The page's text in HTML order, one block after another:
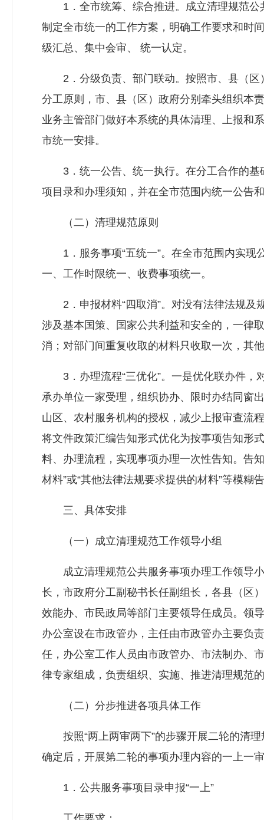
1．全市统筹、综合推进。成立清理规范公
制定全市统一的工作方案，明确工作要求和时
级汇总、集中会审、 统一认定。
2．分级负责、部门联动。按照市、县（区
分工原则，市、县（区）政府分别牵头组织本
业务主管部门做好本系统的具体清理、上报和
市统一安排。
3．统一公告、统一执行。在分工合作的基
项目录和办理须知，并在全市范围内统一公告
（二）清理规范原则
1．服务事项“五统一”。在全市范围内实现
一、工作时限统一、收费事项统一。
2．申报材料“四取消”。对没有法律法规及
涉及基本国策、国家公共利益和安全的，一律
消；对部门间重复收取的材料只收取一次，其
3．办理流程“三优化”。一是优化联办件，
承办单位一家受理，组织协办、限时办结同窗
山区、农村服务机构的授权，减少上报审查流
将文件政策汇编告知形式优化为按事项告知形
料、办理流程，实现事项办理一次性告知。告
材料”或“其他法律法规要求提供的材料”等模糊
三、具体安排
（一）成立清理规范工作领导小组
成立清理规范公共服务事项办理工作领导小
长，市政府分工副秘书长任副组长，各县（区
效能办、市民政局等部门主要领导任成员。领
办公室设在市政管办，主任由市政管办主要负
任，办公室工作人员由市政管办、市法制办、
律专家组成，负责组织、实施、推进清理规范
（二）分步推进各项具体工作
按照“两上两审两下”的步骤开展二轮的清理
确定后，开展第二轮的事项办理内容的一上一
1．公共服务事项目录申报“一上”